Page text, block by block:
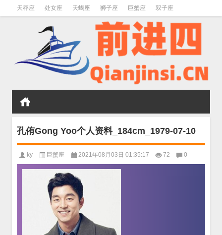
天秤座 处女座 天蝎座 狮子座 巨蟹座 双子座
孔侑Gong Yoo个人资料_184cm_1979-07-10
ky 巨蟹座 2021年08月03日 01:35:17 72 0